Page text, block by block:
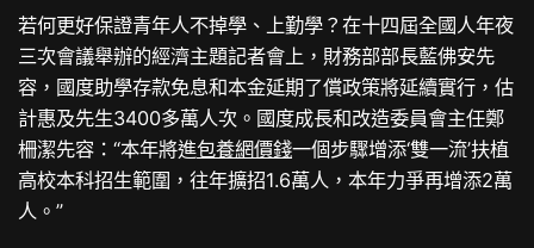
若何更好保證青年人不掉學、上勤學？在十四屆全國人年夜
三次會議舉辦的經濟主題記者會上，財務部部長藍佛安先
容，國度助學存款免息和本金延期了償政策將延續實行，估
計惠及先生3400多萬人次。國度成長和改造委員會主任鄭
柵潔先容：“本年將進包養網價錢一個步驟增添‘雙一流’扶植
高校本科招生範圍，往年擴招1.6萬人，本年力爭再增添2萬
人。”